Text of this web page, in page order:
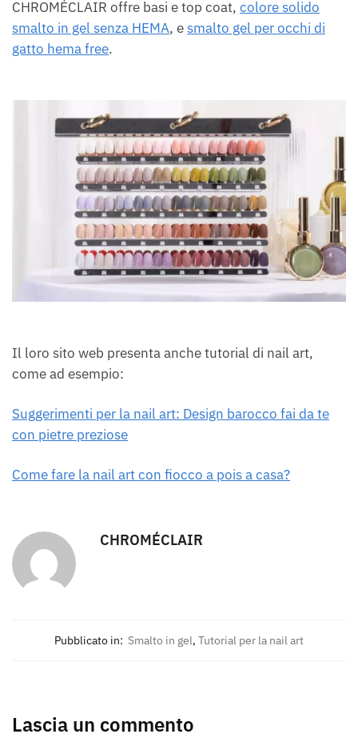
CHROMÉCLAIR offre basi e top coat, colore solido
smalto in gel senza HEMA, esmalto gel per occhi di
gatto hema free.
Il loro sito web presenta anche tutorial di nail art,
come ad esempio:
Suggerimenti per la nail art: Design barocco fai da te
con pietre preziose
Come fare la nail art con fiocco a pois a casa?
CHROMÉCLAIR
Pubblicato in: Smalto in gel, Tutorial per la nail art
Lascia un commento